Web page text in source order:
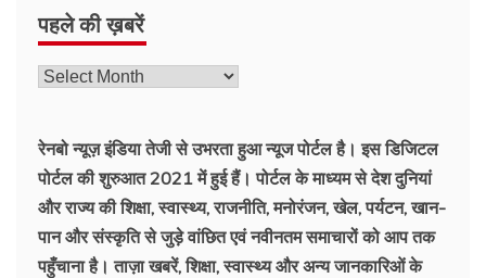
पहले की ख़बरें
पहले
रेनबो न्यूज़ इंडिया तेजी से उभरता हुआ न्‍यूज पोर्टल है। इस डिजिटल
पोर्टल की शुरुआत 2021 में हुई हैं। पोर्टल के माध्यम से देश दुनियां
और राज्य की शिक्षा, स्वास्थ्य, राजनीति, मनोरंजन, खेल, पर्यटन, खान-
पान और संस्कृति से जुड़े वांछित एवं नवीनतम समाचारों को आप तक
पहुँचाना है। ताज़ा खबरें, शिक्षा, स्वास्थ्य और अन्य जानकारिओं के